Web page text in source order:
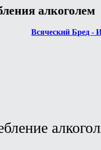
алкоголем
Всяческий Бред -